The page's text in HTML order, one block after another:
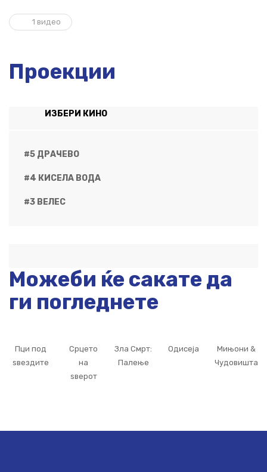
1 видео
Проекции
ИЗБЕРИ КИНО
#5 ДРАЧЕВО
#4 КИСЕЛА ВОДА
#3 ВЕЛЕС
Можеби ќе сакате да
ги погледнете
Пци под
ѕвездите
Срцето
на
ѕверот
Зла Смрт:
Палење
Одисеја
Мињони &
Чудовишта